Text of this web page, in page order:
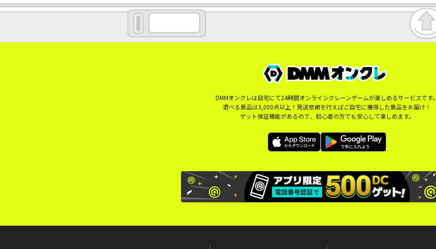
DMMオンクレは自宅にて24時間オンラインクレーンゲームが楽しめるサービスです
遊べる景品は3,000点以上！発送依頼を行えばご自宅に獲得した景品をお届け！
ゲット保証機能があるので、初心者の方でも安心して楽しめます。